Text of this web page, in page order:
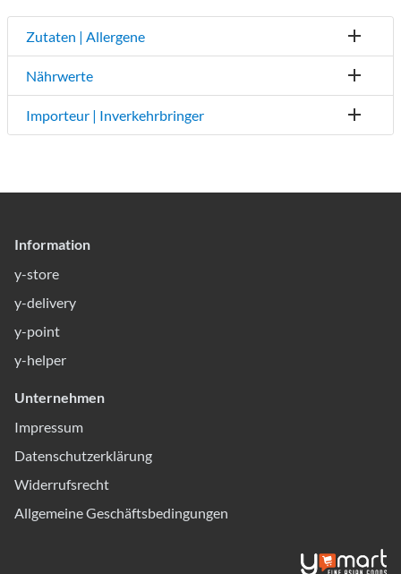
Zutaten | Allergene
Nährwerte
Importeur | Inverkehrbringer
Information
y-store
y-delivery
y-point
y-helper
Unternehmen
Impressum
Datenschutzerklärung
Widerrufsrecht
Allgemeine Geschäftsbedingungen